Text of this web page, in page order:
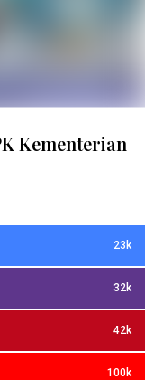
Kementerian
23k
32k
42k
100k